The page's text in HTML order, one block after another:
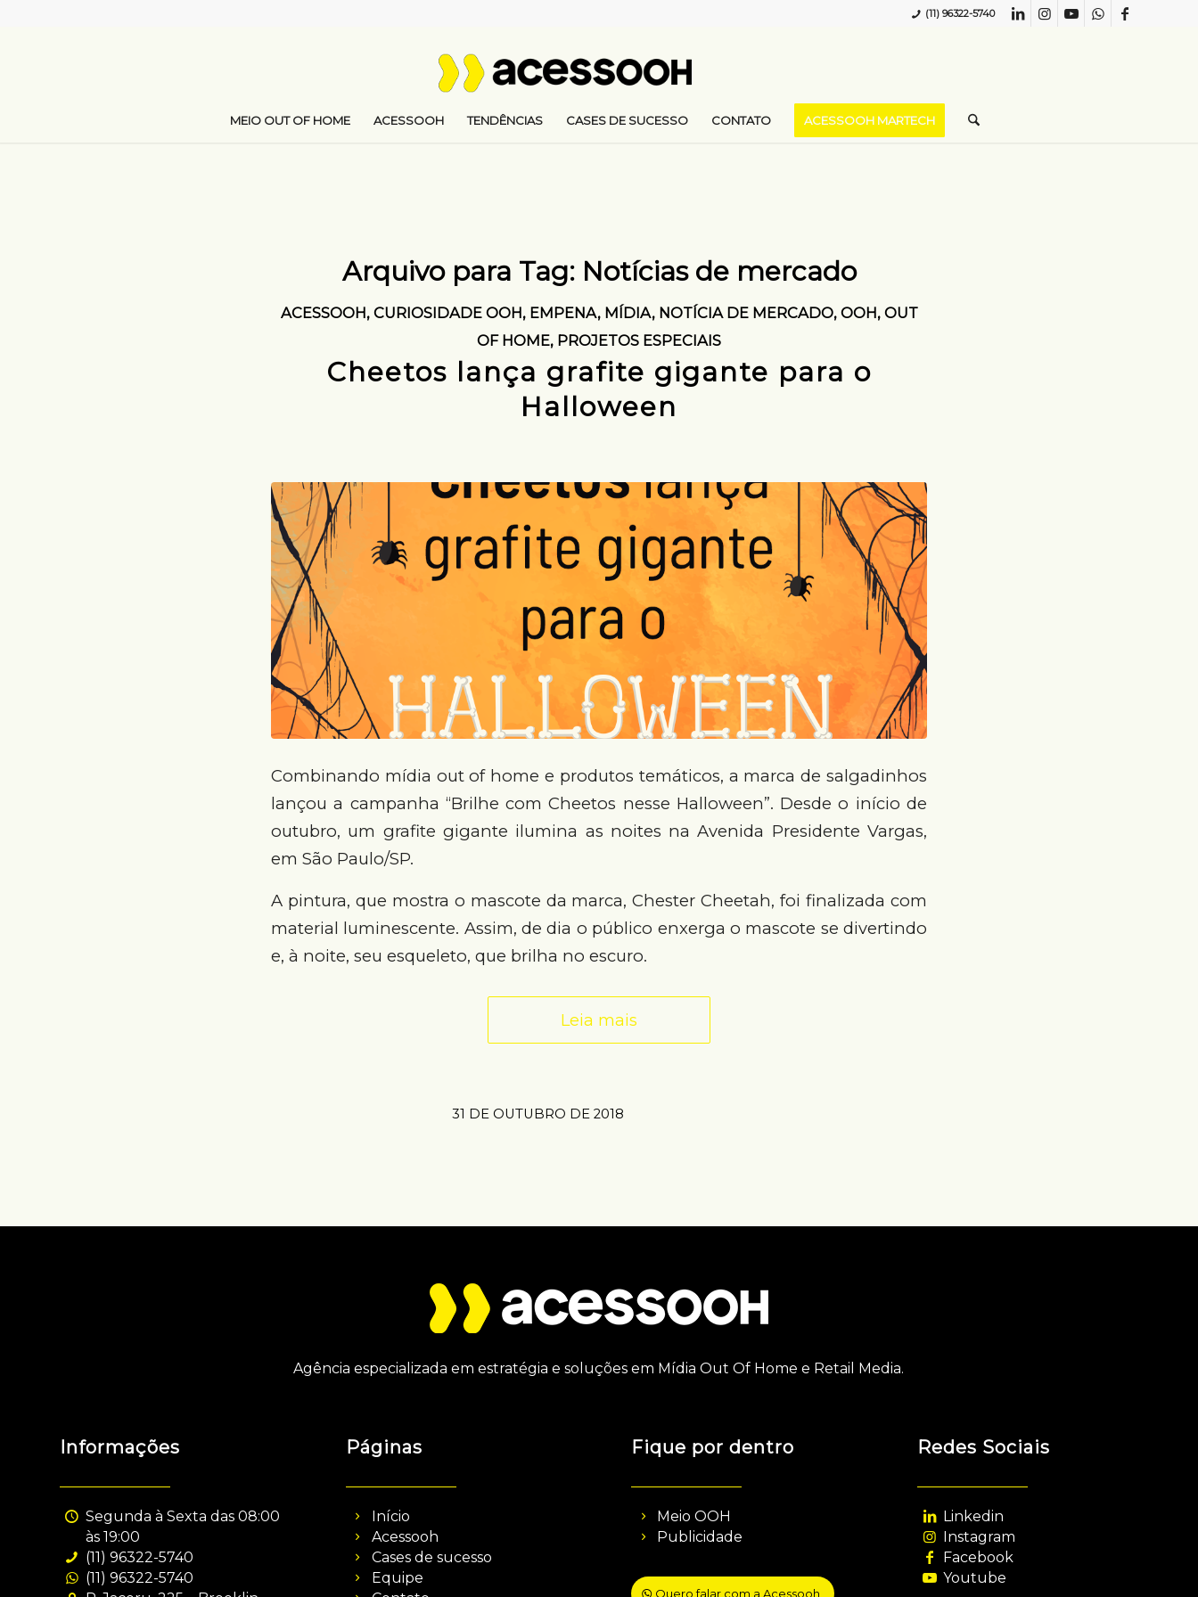
(11) 96322-5740
MEIO OUT OF HOME ACESSOOH TENDÊNCIAS CASES DE SUCESSO CONTATO ACESSOOH MARTECH
Arquivo para Tag: Notícias de mercado
ACESSOOH, CURIOSIDADE OOH, EMPENA, MÍDIA, NOTÍCIA DE MERCADO, OOH, OUT
OF HOME, PROJETOS ESPECIAIS
Cheetos lança grafite gigante para o
Halloween
Combinando mídia out of home e produtos temáticos, a marca de salgadinhos
lançou a campanha “Brilhe com Cheetos nesse Halloween”. Desde o início de
outubro, um grafite gigante ilumina as noites na Avenida Presidente Vargas,
em São Paulo/SP.
A pintura, que mostra o mascote da marca, Chester Cheetah, foi finalizada com
material luminescente. Assim, de dia o público enxerga o mascote se divertindo
e, à noite, seu esqueleto, que brilha no escuro.
Leia mais
31 DE OUTUBRO DE 2018
Agência especializada em estratégia e soluções em Mídia Out Of Home e Retail Media.
Informações
Segunda à Sexta das 08:00
às 19:00
(11) 96322-5740
(11) 96322-5740
Páginas
Início
Acessooh
Cases de sucesso
Equipe
Fique por dentro
Meio OOH
Publicidade
Quero falar com a Acessooh
Redes Sociais
Linkedin
Instagram
Facebook
Youtube